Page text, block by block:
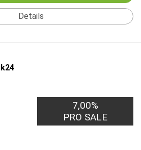
Details
7,00%
PRO SALE